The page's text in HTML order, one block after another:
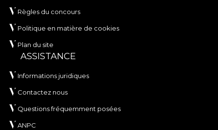
Règles du concours
Politique en matière de cookies
Plan du site
ASSISTANCE
Informations juridiques
Contactez nous
Questions fréquemment posées
ANPC